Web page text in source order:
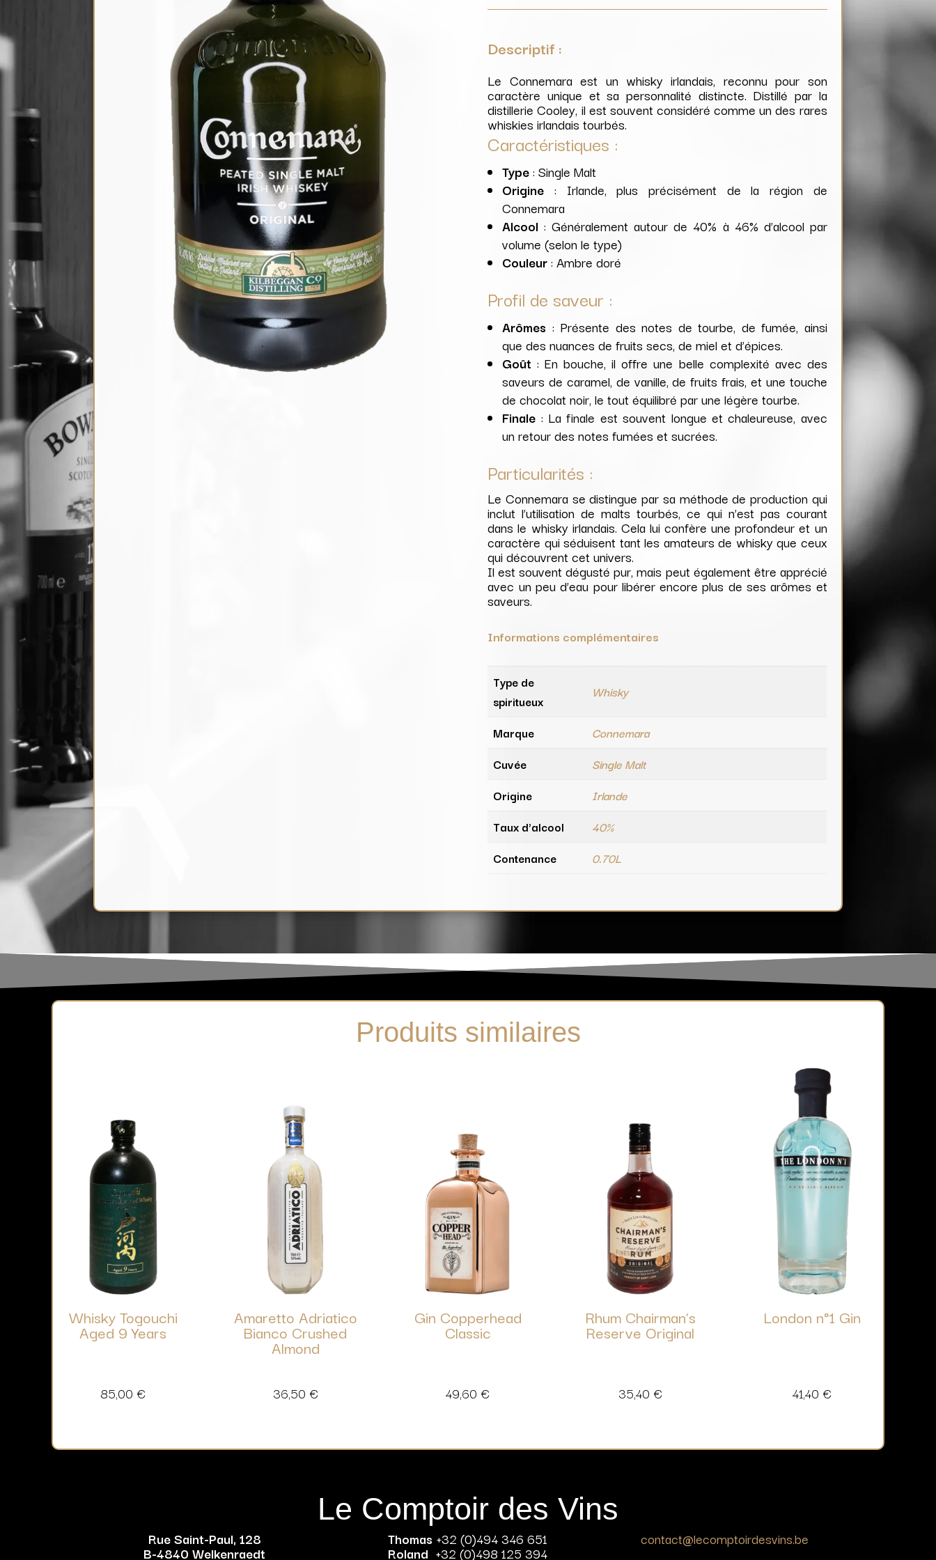
Descriptif :
Le Connemara est un whisky irlandais, reconnu pour son
caractère unique et sa personnalité distincte. Distillé par la
distillerie Cooley, il est souvent considéré comme un des rares
whiskies irlandais tourbés.
Caractéristiques :
Type: Single Malt
Origine : Irlande, plus précisément de la région de
Connemara
Alcool : Généralement autour de 40% à 46% d’alcool par
volume (selon le type)
Couleur: Ambre doré
Profil de saveur :
Arômes : Présente des notes de tourbe, de fumée, ainsi
que des nuances de fruits secs, de miel et d’épices.
Goût : En bouche, il offre une belle complexité avec des
saveurs de caramel, de vanille, de fruits frais, et une touche
de chocolat noir, le tout équilibré par une légère tourbe.
Finale : La finale est souvent longue et chaleureuse, avec
un retour des notes fumées et sucrées.
Particularités :
Le Connemara se distingue par sa méthode de production qui
inclut l’utilisation de malts tourbés, ce qui n’est pas courant
dans le whisky irlandais. Cela lui confère une profondeur et un
caractère qui séduisent tant les amateurs de whisky que ceux
qui découvrent cet univers.
Il est souvent dégusté pur, mais peut également être apprécié
avec un peu d’eau pour libérer encore plus de ses arômes et
saveurs.
Informations complémentaires
Type de
spiritueux
Whisky
Marque
Connemara
Cuvée
Single Malt
Origine
Irlande
Taux d'alcool
40%
Contenance
0.70L
Produits similaires
Whisky Togouchi
Aged 9 Years
85,00 €
Amaretto Adriatico
Bianco Crushed
Almond
36,50 €
Gin Copperhead
Classic
49,60 €
Rhum Chairman’s
Reserve Original
35,40 €
London n°1 Gin
41,40 €
Le Comptoir des Vins
Rue Saint-Paul, 128
B-4840 Welkenraedt
Thomas +32 (0)494 346 651
Roland +32 (0)498 125 394
contact@lecomptoirdesvins.be